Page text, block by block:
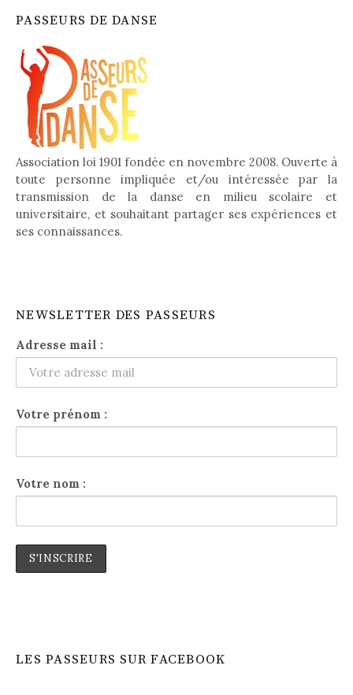
PASSEURS DE DANSE
Association loi 1901 fondée en novembre 2008. Ouverte à
toute personne impliquée et/ou intéressée par la
transmission de la danse en milieu scolaire et
universitaire, et souhaitant partager ses expériences et
ses connaissances.
NEWSLETTER DES PASSEURS
Adresse mail :
Votre prénom :
Votre nom :
LES PASSEURS SUR FACEBOOK